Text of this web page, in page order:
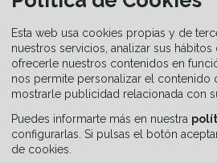
La Guía del
Guía de
Esta web usa cookies propias y de
nuestros servicios, analizar sus
ofrecerle nuestros contenidos en
nos permite personalizar el contenido
mostrarle publicidad relacionada con
Puedes informarte más en nuestra
configurarlas. Si pulsas el botón
de cookies.